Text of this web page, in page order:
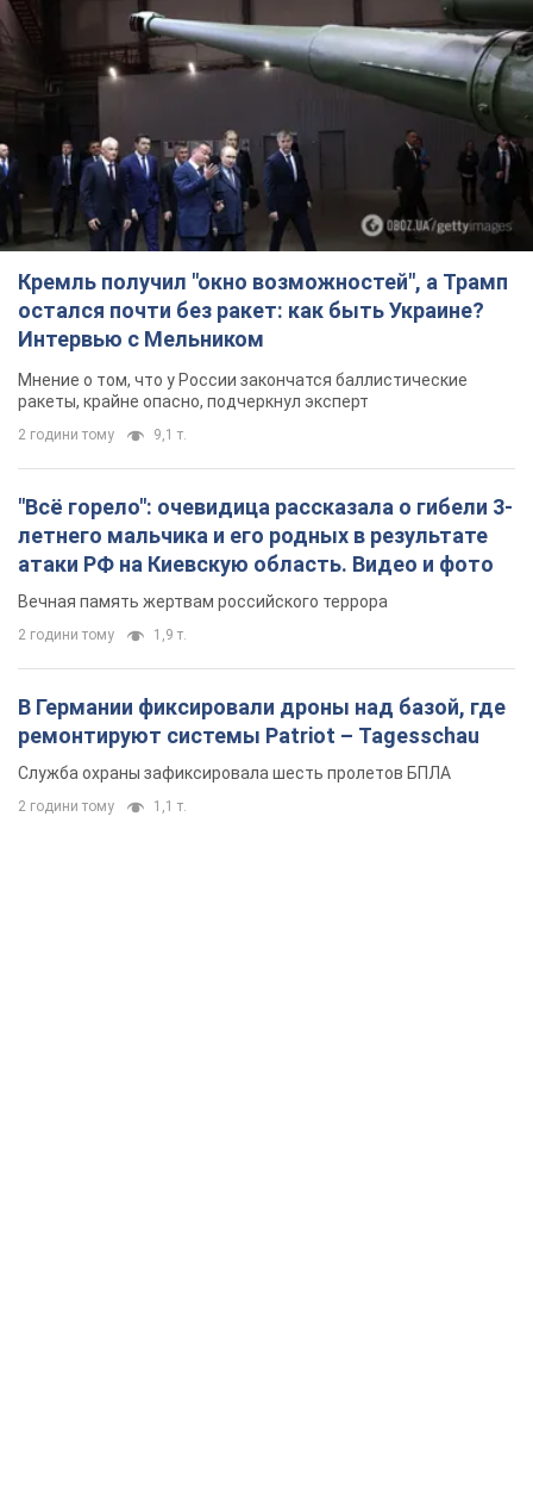
Кремль получил "окно возможностей", а Трамп
остался почти без ракет: как быть Украине?
Интервью с Мельником
Мнение о том, что у России закончатся баллистические
ракеты, крайне опасно, подчеркнул эксперт
2 години тому 9,1 т.
"Всё горело": очевидица рассказала о гибели 3-
летнего мальчика и его родных в результате
атаки РФ на Киевскую область. Видео и фото
Вечная память жертвам российского террора
2 години тому 1,9 т.
В Германии фиксировали дроны над базой, где
ремонтируют системы Patriot – Tagesschau
Служба охраны зафиксировала шесть пролетов БПЛА
2 години тому 1,1 т.